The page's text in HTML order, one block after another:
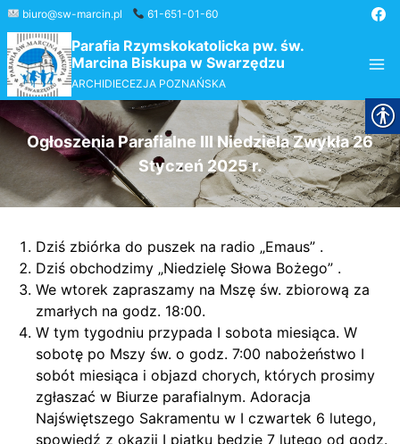
Przejdź
do
treści
biuro@sw-marcin.pl 61-651-01-60
Parafia Rzymskokatolicka pw. św.
Marcina Biskupa w Swarzędzu
ARCHIDIECEZJA POZNAŃSKA
Ogłoszenia Parafialne III Niedziela Zwykła 26
Styczeń 2025 r.
Dziś zbiórka do puszek na radio „Emaus” .
Dziś obchodzimy „Niedzielę Słowa Bożego” .
We wtorek zapraszamy na Mszę św. zbiorową za
zmarłych na godz. 18:00.
W tym tygodniu przypada I sobota miesiąca. W
sobotę po Mszy św. o godz. 7:00 nabożeństwo I
sobót miesiąca i objazd chorych, których prosimy
zgłaszać w Biurze parafialnym. Adoracja
Najświętszego Sakramentu w I czwartek 6 lutego,
spowiedź z okazji I piątku będzie 7 lutego od godz.